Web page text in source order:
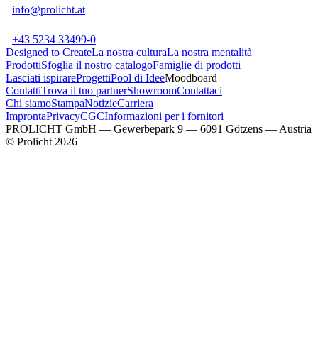
info@prolicht.at
+43 5234 33499-0
Designed to CreateLa nostra culturaLa nostra mentalità
ProdottiSfoglia il nostro catalogoFamiglie di prodotti
Lasciati ispirareProgettiPool di IdeeMoodboard
ContattiTrova il tuo partnerShowroomContattaci
Chi siamoStampaNotizieCarriera
ImprontaPrivacyCGCInformazioni per i fornitori
PROLICHT GmbH — Gewerbepark 9 — 6091 Götzens — Austria
© Prolicht 2026